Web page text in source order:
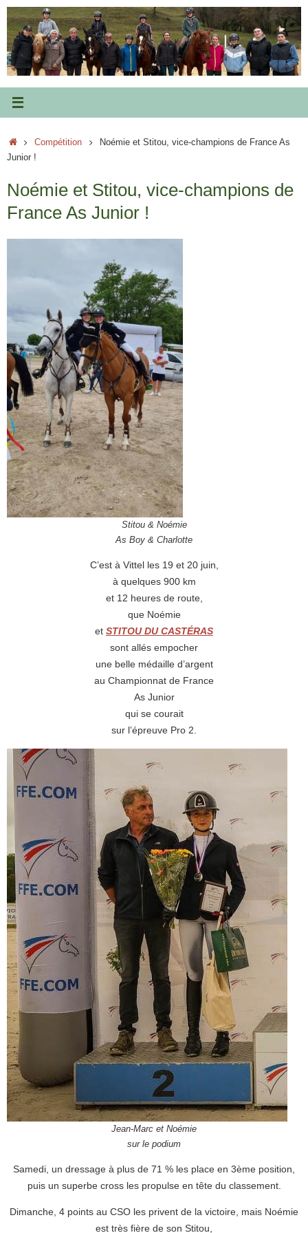
Passer
au
contenu
Accueil
Compétition
Noémie et Stitou, vice-champions de France As
Junior !
Noémie et Stitou, vice-champions de
France As Junior !
Stitou & Noémie
As Boy & Charlotte
C’est à Vittel les 19 et 20 juin,
à quelques 900 km
et 12 heures de route,
que Noémie
et STITOU DU CASTÉRAS
sont allés empocher
une belle médaille d’argent
au Championnat de France
As Junior
qui se courait
sur l’épreuve Pro 2.
Jean-Marc et Noémie
sur le podium
Samedi, un dressage à plus de 71 % les place en 3ème position,
puis un superbe cross les propulse en tête du classement.
Dimanche, 4 points au CSO les privent de la victoire, mais Noémie
est très fière de son Stitou,